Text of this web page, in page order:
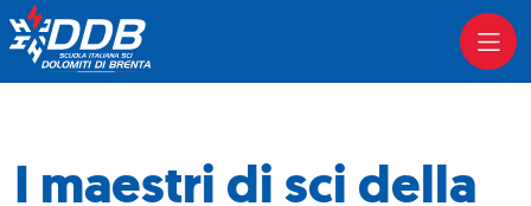
I maestri di sci della